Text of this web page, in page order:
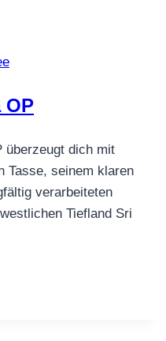
OP
überzeugt dich mit
Tasse, seinem klaren
verarbeiteten
Tiefland Sri